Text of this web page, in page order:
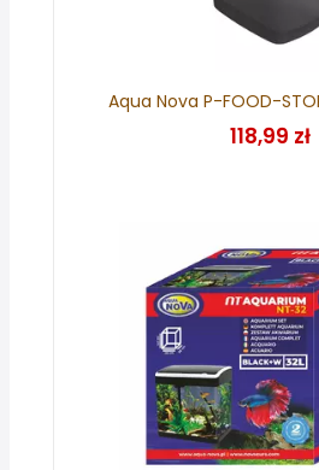
Aqua Nova P-FOOD-
118,99 zł